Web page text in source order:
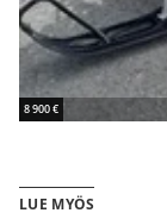
8 900 €
LUE MYÖS